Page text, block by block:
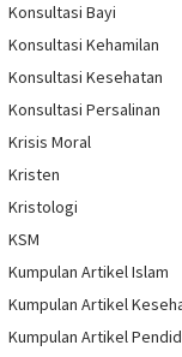
Konsultasi Bayi
Konsultasi Kehamilan
Konsultasi Kesehatan
Konsultasi Persalinan
Krisis Moral
Kristen
Kristologi
KSM
Kumpulan Artikel Islam
Kumpulan Artikel
Kumpulan Artikel